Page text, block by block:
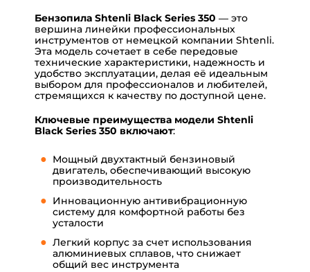
Бензопила Shtenli Black Series 350 — это
вершина линейки профессиональных
инструментов от немецкой компании Shtenli.
Эта модель сочетает в себе передовые
технические характеристики, надежность и
удобство эксплуатации, делая её идеальным
выбором для профессионалов и любителей,
стремящихся к качеству по доступной цене.
Ключевые преимущества модели Shtenli
Black Series 350 включают:
Мощный двухтактный бензиновый
двигатель, обеспечивающий высокую
производительность
Инновационную антивибрационную
систему для комфортной работы без
усталости
Легкий корпус за счет использования
алюминиевых сплавов, что снижает
общий вес инструмента